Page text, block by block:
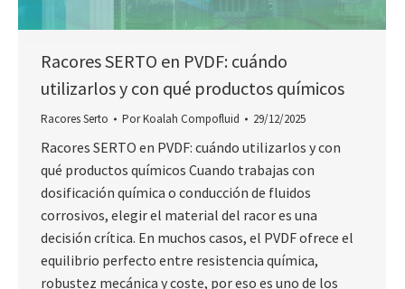
Racores SERTO en PVDF: cuándo
utilizarlos y con qué productos químicos
Racores Serto PorKoalah Compofluid 29/12/2025
Racores SERTO en PVDF: cuándo utilizarlos y con
qué productos químicos Cuando trabajas con
dosificación química o conducción de fluidos
corrosivos, elegir el material del racor es una
decisión crítica. En muchos casos, el PVDF ofrece el
equilibrio perfecto entre resistencia química,
robustez mecánica y coste, por eso es uno de los